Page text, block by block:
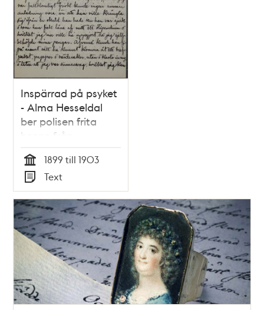
Inspärrad på psyket
- Alma Hesseldal
ber polisen frita
henne från
Stockholms Hospital
1903
Tid
1899 till 1903
Typ
Text